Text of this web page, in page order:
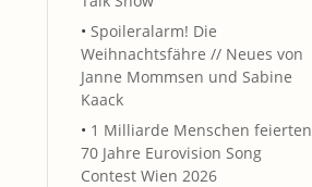
• Spoileralarm! Die
Weihnachtsfähre // Neues von
Janne Mommsen und Sabine
Kaack
• 1 Milliarde Menschen feierten
70 Jahre Eurovision Song
Contest Wien 2026